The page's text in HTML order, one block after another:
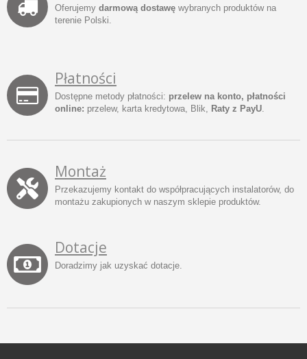
Oferujemy darmową dostawę wybranych produktów na
terenie Polski.
Płatności
Dostępne metody płatności: przelew na konto, płatności
online: przelew, karta kredytowa, Blik, Raty z PayU
Montaż
Przekazujemy kontakt do współpracujących instalatorów, do
montażu zakupionych w naszym sklepie produktów.
Dotacje
Doradzimy jak uzyskać dotacje.